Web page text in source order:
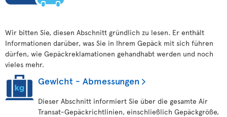
Wir bitten Sie, diesen Abschnitt gründlich zu lesen. Er enthält
Informationen darüber, was Sie in Ihrem Gepäck mit sich führen
dürfen, wie Gepäckreklamationen gehandhabt werden und noch
vieles mehr.
Gewicht - Abmessungen
Dieser Abschnitt informiert Sie über die gesamte Air
Transat-Gepäckrichtlinien, einschließlich Gepäckgröße,